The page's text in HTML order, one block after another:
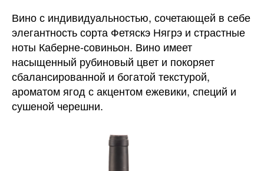
Вино с индивидуальностью, сочетающей в себе
элегантность сорта Фетяскэ Нягрэ и страстные
ноты Каберне-совиньон. Вино имеет
насыщенный рубиновый цвет и покоряет
сбалансированной и богатой текстурой,
ароматом ягод с акцентом ежевики, специй и
сушеной черешни.